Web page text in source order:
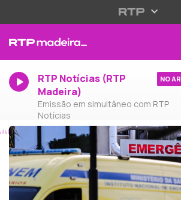
RTP Notícias (RTP
Madeira)
Emissão em simultâneo com RTP
Notícias
NO AR